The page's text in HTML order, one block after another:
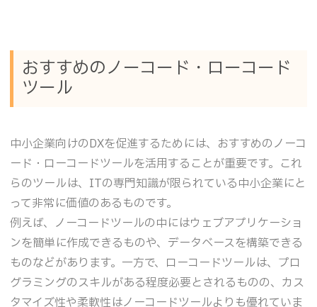
おすすめのノーコード・ローコード
ツール
中小企業向けのDXを促進するためには、おすすめのノーコ
ード・ローコードツールを活用することが重要です。これ
らのツールは、ITの専門知識が限られている中小企業にと
って非常に価値のあるものです。
例えば、ノーコードツールの中にはウェブアプリケーショ
ンを簡単に作成できるものや、データベースを構築できる
ものなどがあります。一方で、ローコードツールは、プロ
グラミングのスキルがある程度必要とされるものの、カス
タマイズ性や柔軟性はノーコードツールよりも優れていま